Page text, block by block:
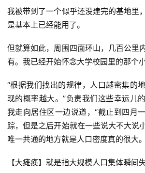
我被带到了一个似乎还没建完的基地里
是基本上已经能用了。
但就算如此，周围四面环山，几百公里
有。我已经开始怀念大学校园里的那个小
“根据我们找出的规律，人口越密集的
现的概率越大。”负责我们这些幸运儿
我走向居住区一边说道，“截止到四月
踪，但是之后开始就在一些说大不大说
唯一共通的地方就是人口密度真的很大
【大瘫痪】就是指大规模人口集体瞬间